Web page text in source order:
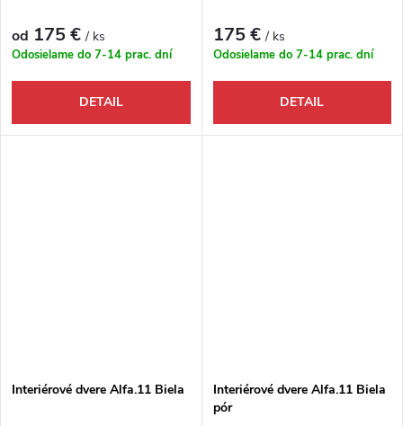
od 175 €/ ks
Odosielame do 7-14 prac. dní
DETAIL
175 €/ ks
Odosielame do 7-14 prac. dní
DETAIL
Interiérové dvere Alfa.11 Biela
Interiérové dvere Alfa.11 Biela
pór